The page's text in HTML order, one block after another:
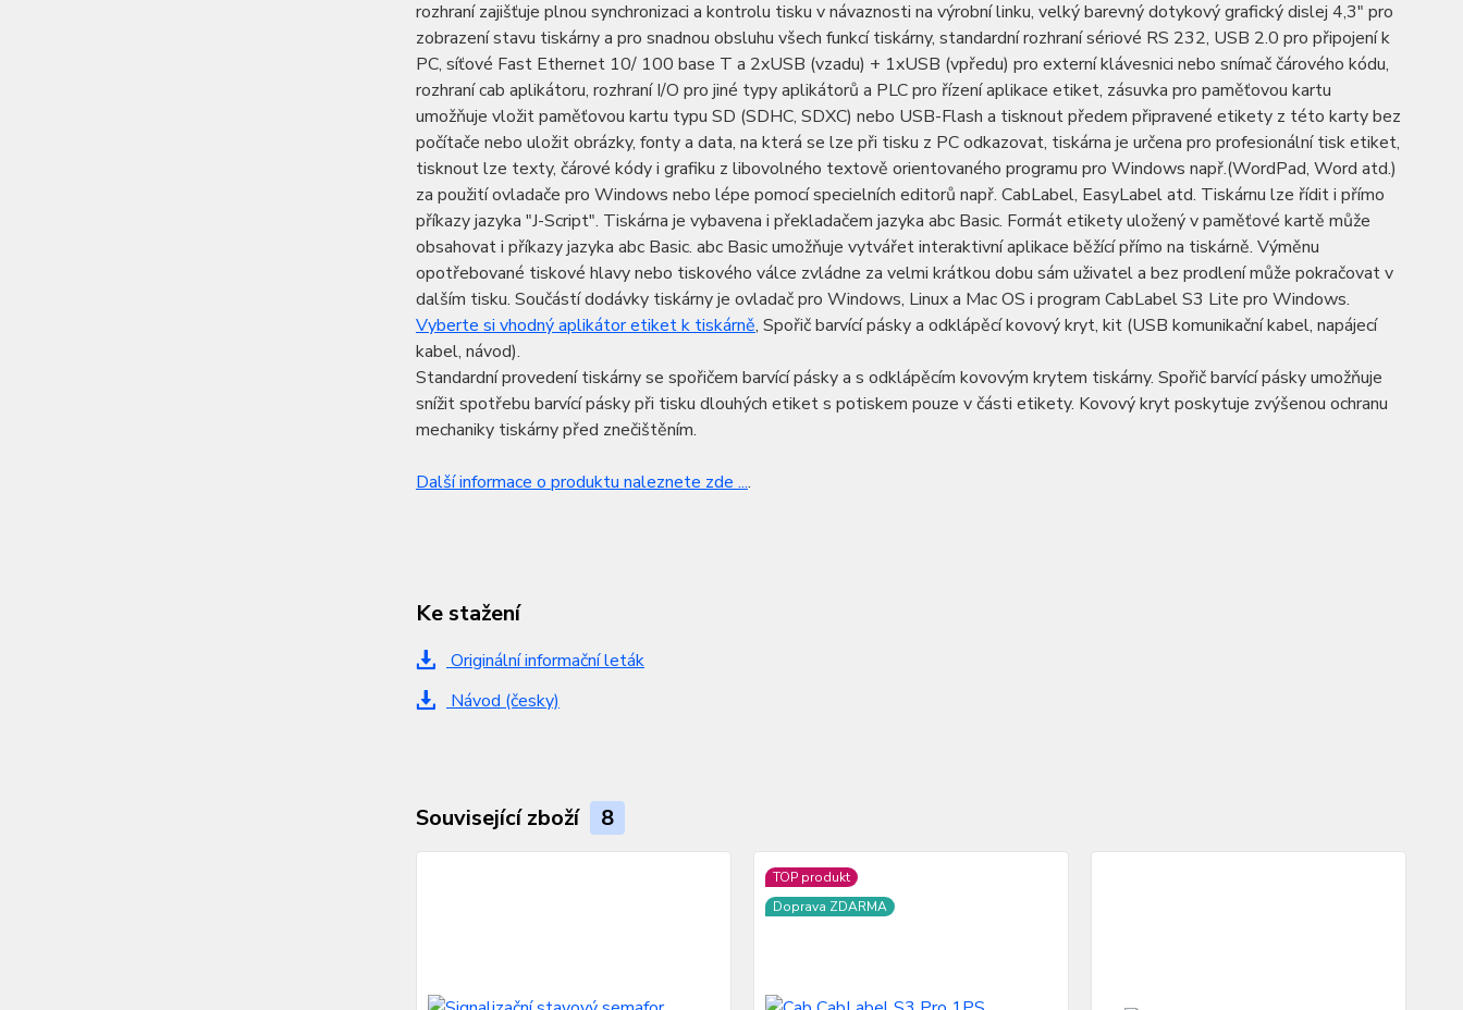
rozhraní zajišťuje plnou synchronizaci a kontrolu tisku v návaznosti na výrobní linku, velký barevný dotykový grafický dislej 4,3" pro
zobrazení stavu tiskárny a pro snadnou obsluhu všech funkcí tiskárny, standardní rozhraní sériové RS 232, USB 2.0 pro připojení k
PC, síťové Fast Ethernet 10/ 100 base T a 2xUSB (vzadu) + 1xUSB (vpředu) pro externí klávesnici nebo snímač čárového kódu,
rozhraní cab aplikátoru, rozhraní I/O pro jiné typy aplikátorů a PLC pro řízení aplikace etiket, zásuvka pro paměťovou kartu
umožňuje vložit paměťovou kartu typu SD (SDHC, SDXC) nebo USB-Flash a tisknout předem připravené etikety z této karty bez
počítače nebo uložit obrázky, fonty a data, na která se lze při tisku z PC odkazovat, tiskárna je určena pro profesionální tisk etiket,
tisknout lze texty, čárové kódy i grafiku z libovolného textově orientovaného programu pro Windows např.(WordPad, Word atd.)
za použití ovladače pro Windows nebo lépe pomocí specielních editorů např. CabLabel, EasyLabel atd. Tiskárnu lze řídit i přímo
příkazy jazyka "J-Script". Tiskárna je vybavena i překladačem jazyka abc Basic. Formát etikety uložený v paměťové kartě může
obsahovat i příkazy jazyka abc Basic. abc Basic umožňuje vytvářet interaktivní aplikace běžící přímo na tiskárně. Výměnu
opotřebované tiskové hlavy nebo tiskového válce zvládne za velmi krátkou dobu sám uživatel a bez prodlení může pokračovat v
dalším tisku. Součástí dodávky tiskárny je ovladač pro Windows, Linux a Mac OS i program CabLabel S3 Lite pro Windows.
Vyberte si vhodný aplikátor etiket k tiskárně, Spořič barvící pásky a odklápěcí kovový kryt, kit (USB komunikační kabel, napájecí
kabel, návod).
Standardní provedení tiskárny se spořičem barvící pásky a s odklápěcím kovovým krytem tiskárny. Spořič barvící pásky umožňuje
snížit spotřebu barvící pásky při tisku dlouhých etiket s potiskem pouze v části etikety. Kovový kryt poskytuje zvýšenou ochranu
mechaniky tiskárny před znečištěním.
Další informace o produktu naleznete zde ....
Ke stažení
Originální informační leták
Návod (česky)
Související zboží 8
TOP produkt
Doprava ZDARMA